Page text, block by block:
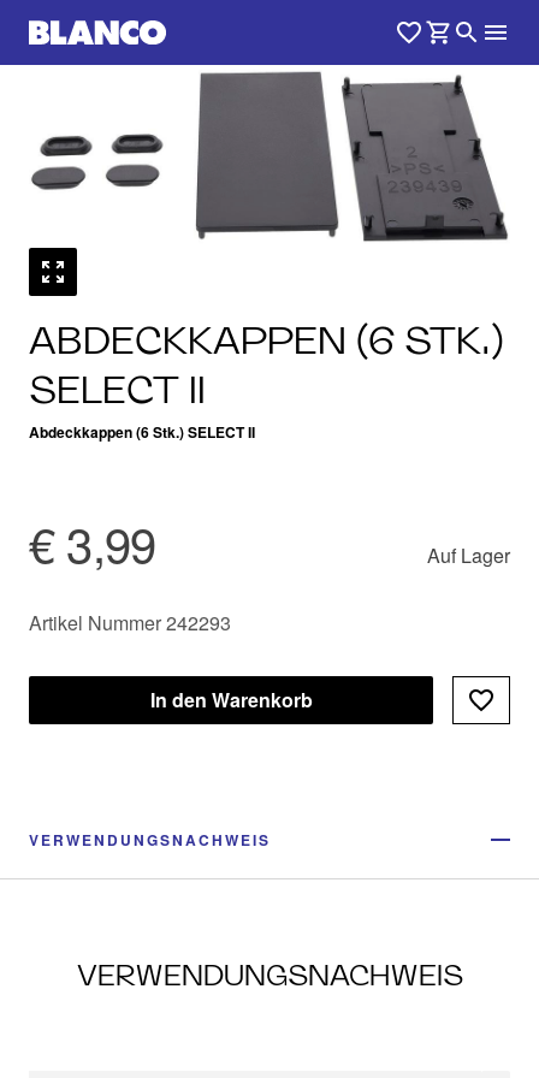
ABDECKKAPPEN (6 STK.)
SELECT II
Abdeckkappen (6 Stk.) SELECT II
€ 3,99 Auf Lager
Artikel Nummer 242293
In den Warenkorb
VERWENDUNGSNACHWEIS
VERWENDUNGSNACHWEIS